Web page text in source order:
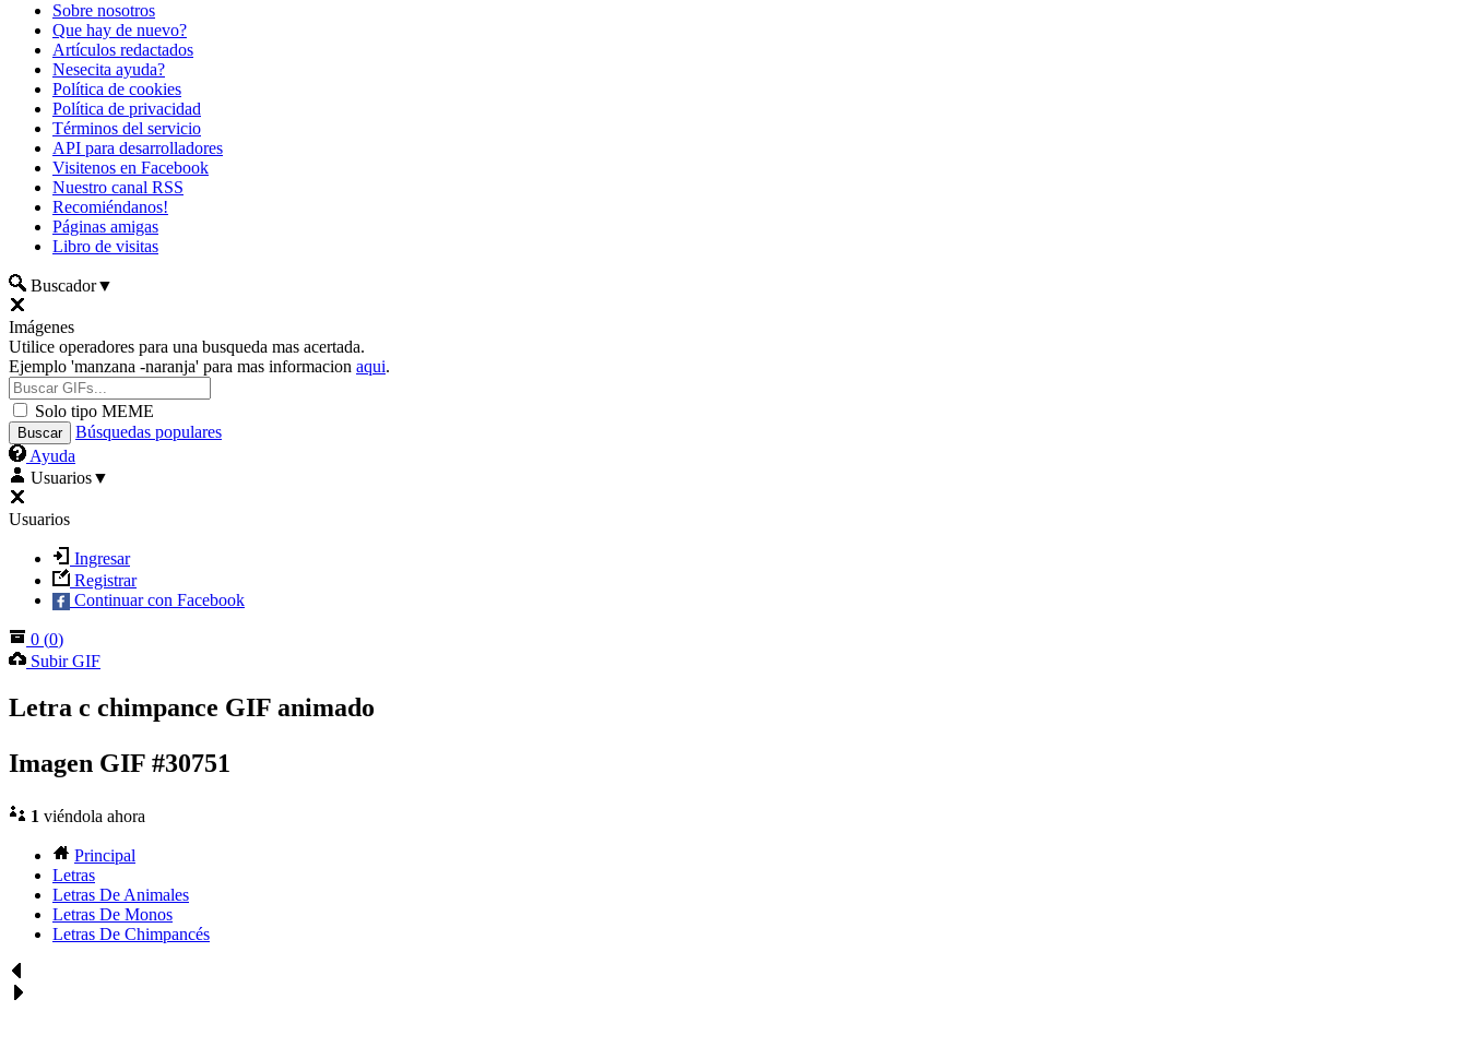
Sobre nosotros
Que hay de nuevo?
Artículos redactados
Nesecita ayuda?
Política de cookies
Política de privacidad
Términos del servicio
API para desarrolladores
Visitenos en Facebook
Nuestro canal RSS
Recomiéndanos!
Páginas amigas
Libro de visitas
Buscador▼
Imágenes
Utilice operadores para una busqueda mas acertada.
Ejemplo 'manzana -naranja' para mas informacion aqui.
Solo tipo MEME
Búsquedas populares
Ayuda
Usuarios▼
Usuarios
Ingresar
Registrar
Continuar con Facebook
0 (0)
Subir GIF
Letra c chimpance GIF animado
Imagen GIF #30751
1 viéndola ahora
Principal
Letras
Letras De Animales
Letras De Monos
Letras De Chimpancés